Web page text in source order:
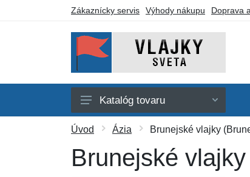
Zákaznícky servis Výhody nákupu Doprava
Afrika
Amerika
Austrália a Oceánia
Katalóg tovaru
Úvod Ázia Brunejské vlajky
Brunejské